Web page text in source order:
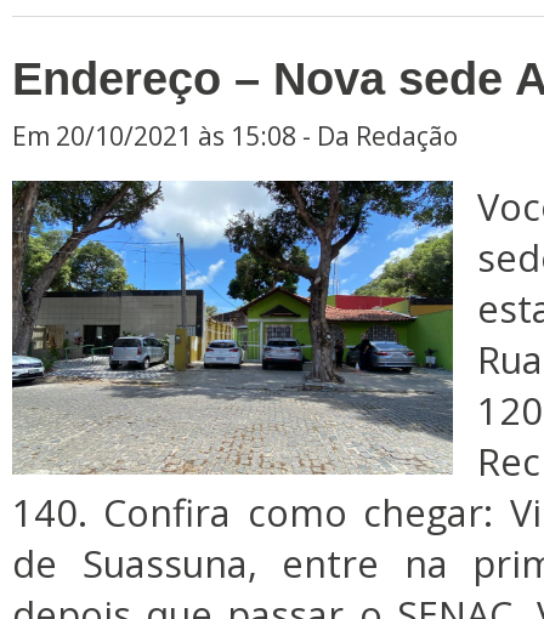
Endereço – Nova sede
Em 20/10/2021 às 15:08 - Da Redação
140. Confira como chegar:
de Suassuna, entre na